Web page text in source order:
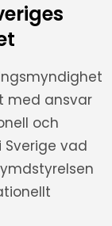
med ansvar
och
vad